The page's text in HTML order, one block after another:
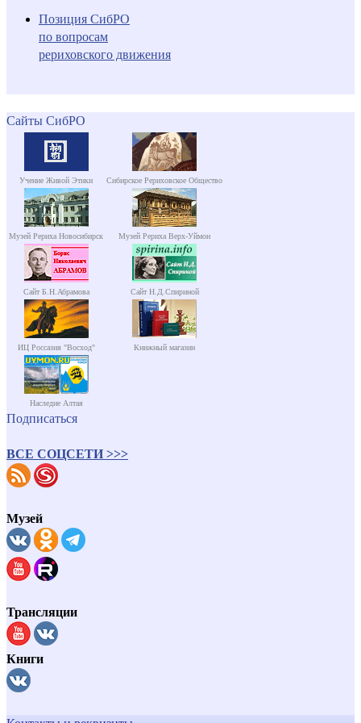
Позиция СибРО
по вопросам
рериховского движения
Сайты СибРО
Учение Живой Этики Сибирское Рериховское Общество
Музей Рериха Новосибирск Музей Рериха Верх-Уймон
Сайт Б.Н.Абрамова Сайт Н.Д.Спириной
ИЦ Россазия "Восход" Книжный магазин
Наследие Алтая
Подписаться
ВСЕ СОЦСЕТИ >>>
Музей
Трансляции
Книги